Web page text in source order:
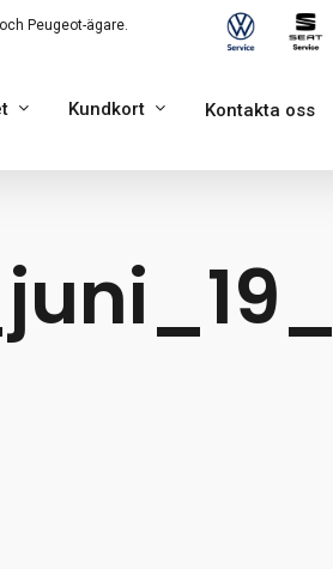
Peugeot-ägare.
Kundkort Kontakta oss